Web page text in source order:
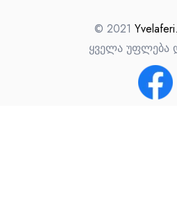
© 2021
ყველა უფლება